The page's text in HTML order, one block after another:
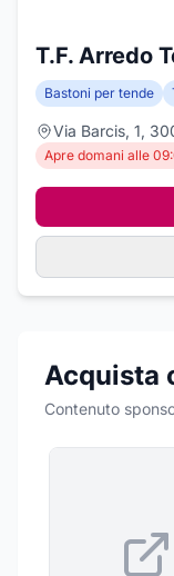
T.F. Arredo
Bastoni per tende
Via Barcis, 1,
Apre domani alle
Acquista
Contenuto